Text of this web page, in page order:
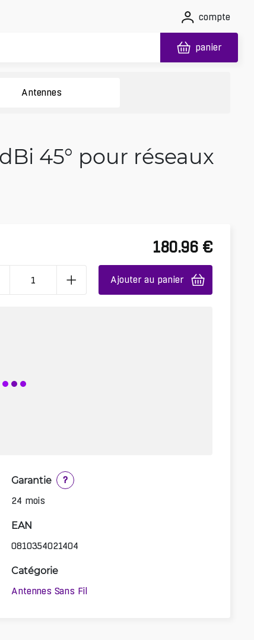
compte
panier
Antennes
45° pour réseaux
180.96 €
Ajouter au panier
Garantie
?
24 mois
EAN
0810354021404
Catégorie
Antennes Sans Fil